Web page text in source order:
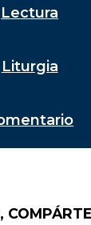
Lectura
Liturgia